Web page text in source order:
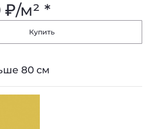
₽/м² *
Купить
80 см